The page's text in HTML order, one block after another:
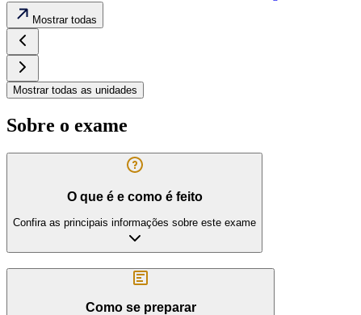
Mostrar todas
Mostrar todas as unidades
Sobre o exame
O que é e como é feito
Confira as principais informações sobre este exame
Como se preparar